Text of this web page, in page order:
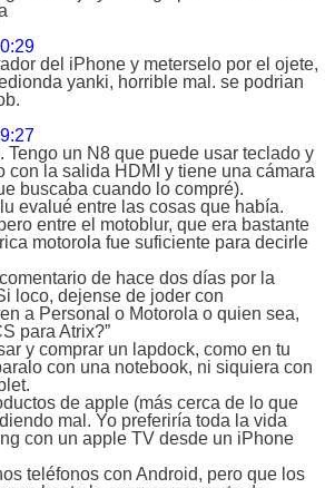
del iPhone y meterselo por el ojete,
yanki, horrible mal. se podrian
Tengo un N8 que puede usar teclado y
con la salida HDMI y tiene una cámara
buscaba cuando lo compré).
evalué entre las cosas que había.
entre el motoblur, que era bastante
motorola fue suficiente para decirle
de hace dos días por la
loco, dejense de joder con
a Personal o Motorola o quien sea,
para Atrix?”
y comprar un lapdock, como en tu
con una notebook, ni siquiera con
de apple (más cerca de lo que
mal. Yo preferiría toda la vida
con un apple TV desde un iPhone
teléfonos con Android, pero que los